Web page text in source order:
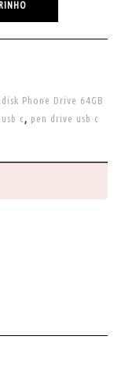
Phone Drive 64GB
c, pen drive usb c